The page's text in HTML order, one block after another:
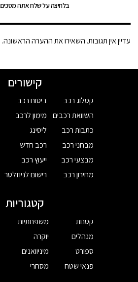
בלחיצה על שלח אתה מסכים
עדיין אין תגובות. השאירו את ההערה הראשונה.
קישורים
קטלוג רכב
השוואת רכבים
כתבות רכב
מבחני רכב
מבצעי רכב
מחירון רכב
ביטוח רכב
מימון לרכב
ליסינג
רכב חדש
ייעוץ רכב
רישום לניוזלטר
קטגוריות
קטנות
מנהלים
ספורט
פנאי שטח
משפחתיות
יוקרה
מיניוואנים
מסחרי